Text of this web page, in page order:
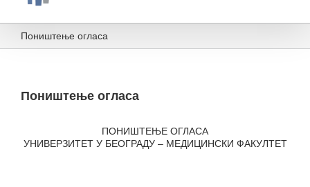
Поништење огласа
Поништење огласа
ПОНИШТЕЊЕ ОГЛАСА
УНИВЕРЗИТЕТ У БЕОГРАДУ – МЕДИЦИНСКИ ФАКУЛТЕТ